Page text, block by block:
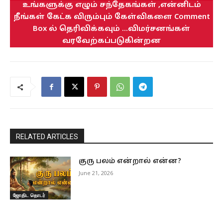
உங்களுக்கு எழும் சந்தேகங்கள் ,என்னிடம்
நீங்கள் கேட்க விரும்பும் கேள்விகளை Comment
Box ல் தெரிவிக்கவும் ...விமர்சனங்கள்
வரவேற்கப்படுகின்றன
RELATED ARTICLES
ஜோதிட தொடர்
குரு பலம் என்றால் என்ன?
June 21, 2026